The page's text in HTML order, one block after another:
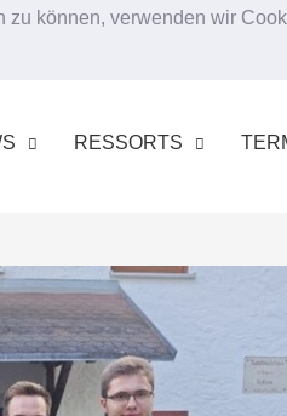
können, verwenden wir
RESSORTS